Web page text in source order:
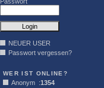
NEUER USER
Passwort vergessen?
WER IST ONLINE?
Anonym :1354